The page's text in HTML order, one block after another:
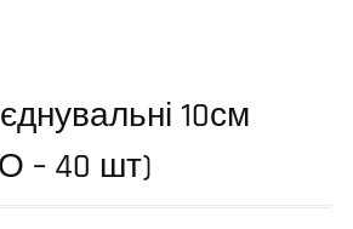
10см
– 40 шт)